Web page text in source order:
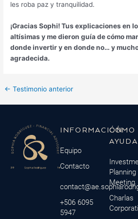
les roba paz y tranquilidad.
¡Gracias Sophi! Tus explicaciones en
altísimas y me dieron guía de cómo
donde invertir y en donde no… y
agradecida.
← Testimonio anterior
INFORMACIÓN
Equipo
Contacto
+506 6095
5947
CÓMO
Planning
Meeting
Charlas